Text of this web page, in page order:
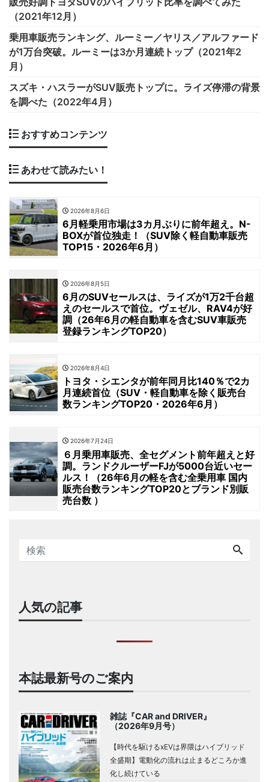
（2021年12月）
乗用車販売ランキング、ルーミー／ヤリス／アルファード
が1万台突破。ルーミーは3か月連続トップ（2021年2
月）
スズキ・ハスラーがSUV販売トップに。ライズ停滞の背景
を調べた（2022年4月）
おすすめコンテンツ
あわせて読みたい！
2026年8月6日
6月軽乗用市場は3カ月ぶりに前年超え。N-
BOXが首位独走！（SUV除く軽自動車販売
TOP15・2026年6月）
2026年8月5日
6月のSUVセールスは、ライズが1万2千台超
えのセールスで首位。ヴェゼル、RAV4が好
調（26年6月の軽自動車を含むSUV車販売
登録ランキングTOP20）
2026年8月4日
トヨタ・シエンタが前年同月比140％で2カ
月連続首位（SUV・軽自動車を除く販売台
数ランキングTOP20・2026年6月）
2026年7月24日
６月乗用車販売、全セグメント前年超えと好
調。ランドクルーザーFJが5000台近いセー
ルス！（26年6月の軽を含む全乗用車 国内
販売台数ランキングTOP20とブランド別販
売台数 ）
人気の記事
本誌最新号のご案内
雑誌『CAR and DRIVER』
（2026年9月号）
【時代を駆けるxEVは界隈はハイブリッド
全盛期】電動化の流れは止まるどころか進
化し続けている